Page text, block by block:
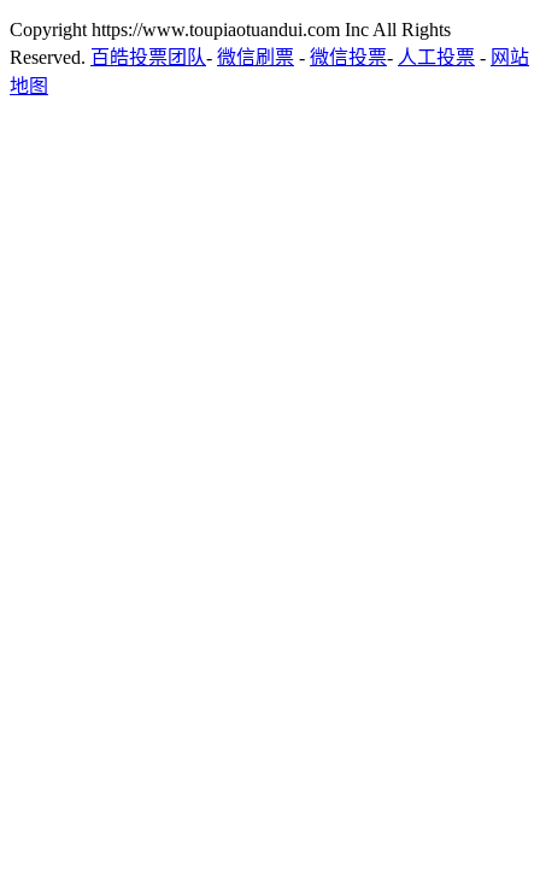
Copyright https://www.toupiaotuandui.com Inc All Rights
Reserved. 百皓投票团队- 微信刷票 - 微信投票- 人工投票 - 网站
地图